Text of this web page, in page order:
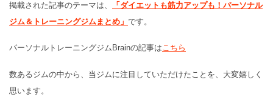
掲載された記事のテーマは、
「ダイエットも筋力アップも！パーソナル
ジム＆トレーニングジムまとめ」 です。
パーソナルトレーニングジムBrainの記事はこちら
数あるジムの中から、当ジムに注目していただけたことを、大変嬉しく
思います。